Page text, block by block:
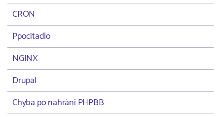
CRON
Ppocitadlo
NGINX
Drupal
Chyba po nahrání PHPBB